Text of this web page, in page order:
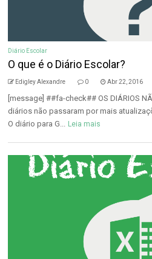
Diário Escolar
O que é o Diário Escolar?
Edigley Alexandre 0 Abr 22, 2016
[message] ##fa-check## OS DIÁRIOS
diários não passaram por mais
O diário para G... Leia mais